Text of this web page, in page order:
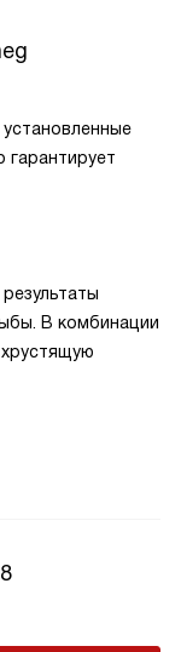
гарантирует
В комбинации